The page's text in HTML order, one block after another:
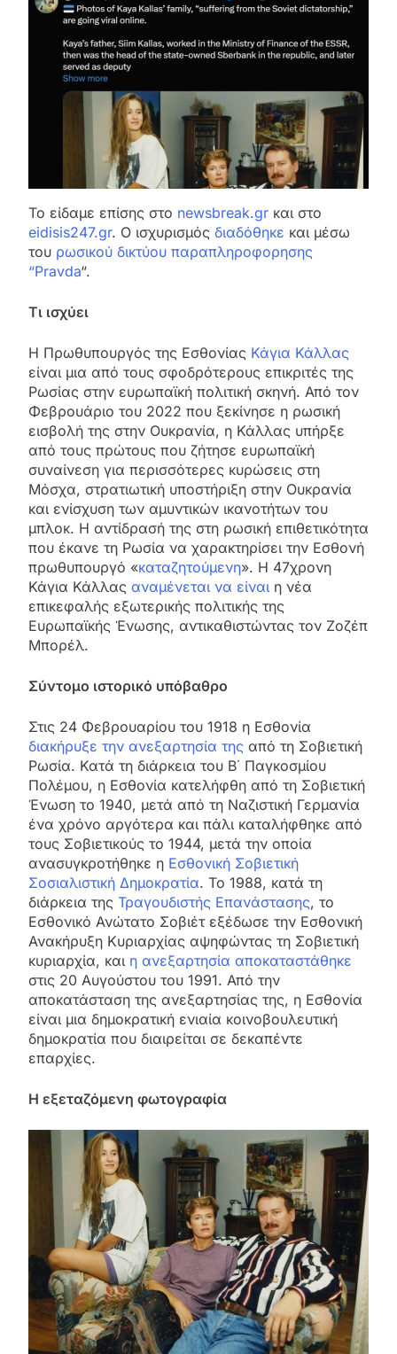
Το είδαμε επίσης στο newsbreak.gr και στο
eidisis247.gr. Ο ισχυρισμός διαδόθηκε και μέσω
του ρωσικού δικτύου παραπληροφoρησης
“Pravda“.
Τι ισχύει
Η Πρωθυπουργός της Εσθονίας Κάγια Κάλλας
είναι μια από τους σφοδρότερους επικριτές της
Ρωσίας στην ευρωπαϊκή πολιτική σκηνή. Από τον
Φεβρουάριο του 2022 που ξεκίνησε η ρωσική
εισβολή της στην Ουκρανία, η Κάλλας υπήρξε
από τους πρώτους που ζήτησε ευρωπαϊκή
συναίνεση για περισσότερες κυρώσεις στη
Μόσχα, στρατιωτική υποστήριξη στην Ουκρανία
και ενίσχυση των αμυντικών ικανοτήτων του
μπλοκ. Η αντίδρασή της στη ρωσική επιθετικότητα
που έκανε τη Ρωσία να χαρακτηρίσει την Εσθονή
πρωθυπουργό «καταζητούμενη». Η 47χρονη
Κάγια Κάλλας αναμένεται να είναι η νέα
επικεφαλής εξωτερικής πολιτικής της
Ευρωπαϊκής Ένωσης, αντικαθιστώντας τον Ζοζέπ
Μπορέλ.
Σύντομο ιστορικό υπόβαθρο
Στις 24 Φεβρουαρίου του 1918 η Εσθονία
διακήρυξε την ανεξαρτησία της από τη Σοβιετική
Ρωσία. Κατά τη διάρκεια του Β΄ Παγκοσμίου
Πολέμου, η Εσθονία κατελήφθη από τη Σοβιετική
Ένωση το 1940, μετά από τη Ναζιστική Γερμανία
ένα χρόνο αργότερα και πάλι καταλήφθηκε από
τους Σοβιετικούς το 1944, μετά την οποία
ανασυγκροτήθηκε η Εσθονική Σοβιετική
Σοσιαλιστική Δημοκρατία. Το 1988, κατά τη
διάρκεια της Τραγουδιστής Επανάστασης, το
Εσθονικό Ανώτατο Σοβιέτ εξέδωσε την Εσθονική
Ανακήρυξη Κυριαρχίας αψηφώντας τη Σοβιετική
κυριαρχία, και η ανεξαρτησία αποκαταστάθηκε
στις 20 Αυγούστου του 1991. Από την
αποκατάσταση της ανεξαρτησίας της, η Εσθονία
είναι μια δημοκρατική ενιαία κοινοβουλευτική
δημοκρατία που διαιρείται σε δεκαπέντε
επαρχίες.
Η εξεταζόμενη φωτογραφία